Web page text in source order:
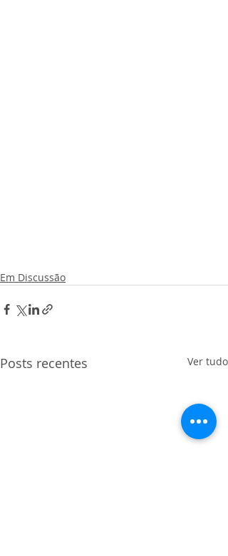
Em Discussão
Posts recentes Ver tudo